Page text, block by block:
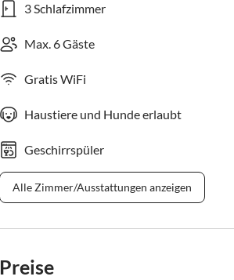
3 Schlafzimmer
Max. 6 Gäste
Gratis WiFi
Haustiere und Hunde erlaubt
Geschirrspüler
Alle Zimmer/Ausstattungen anzeigen
Preise